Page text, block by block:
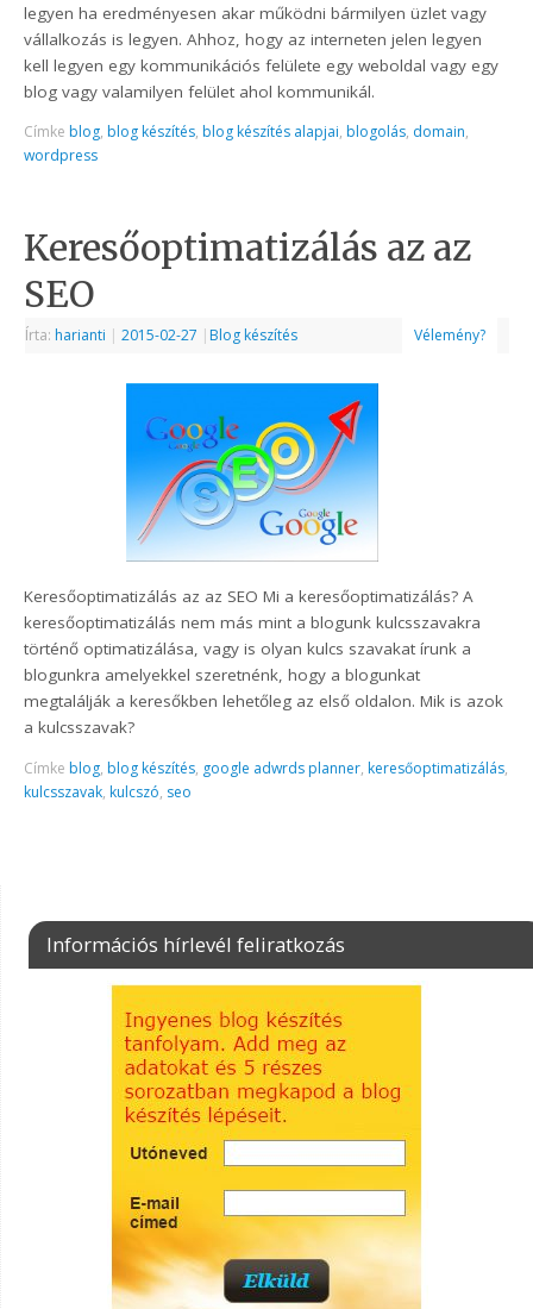
legyen ha eredményesen akar működni bármilyen üzlet vagy
vállalkozás is legyen. Ahhoz, hogy az interneten jelen legyen
kell legyen egy kommunikációs felülete egy weboldal vagy egy
blog vagy valamilyen felület ahol kommunikál.
Címke blog, blog készítés, blog készítés alapjai, blogolás, domain,
wordpress
Keresőoptimatizálás az az
SEO
Írta: harianti 2015-02-27 Blog készítés Vélemény?
Keresőoptimatizálás az az SEO Mi a keresőoptimatizálás? A
keresőoptimatizálás nem más mint a blogunk kulcsszavakra
történő optimatizálása, vagy is olyan kulcs szavakat írunk a
blogunkra amelyekkel szeretnénk, hogy a blogunkat
megtalálják a keresőkben lehetőleg az első oldalon. Mik is azok
a kulcsszavak?
Címke blog, blog készítés, google adwrds planner, keresőoptimatizálás,
kulcsszavak, kulcszó, seo
Információs hírlevél feliratkozás